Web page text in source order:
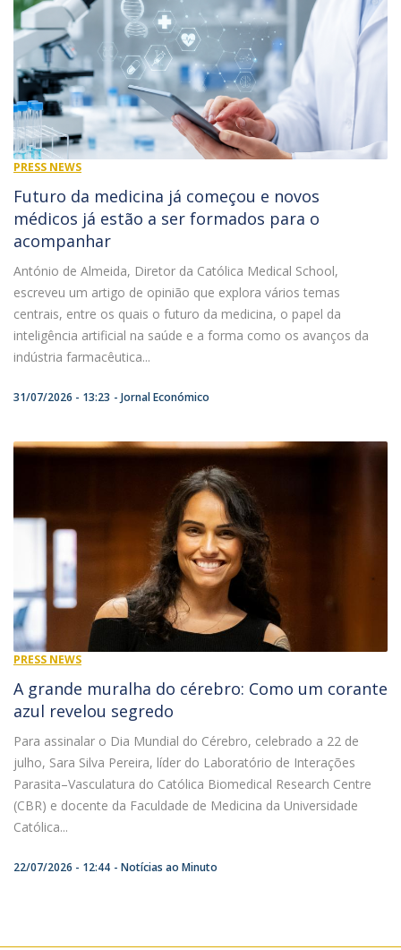
PRESS NEWS
Futuro da medicina já começou e novos
médicos já estão a ser formados para o
acompanhar
António de Almeida, Diretor da Católica Medical School,
escreveu um artigo de opinião que explora vários temas
centrais, entre os quais o futuro da medicina, o papel da
inteligência artificial na saúde e a forma como os avanços da
indústria farmacêutica...
31/07/2026 - 13:23 Jornal Económico
PRESS NEWS
A grande muralha do cérebro: Como um corante
azul revelou segredo
Para assinalar o Dia Mundial do Cérebro, celebrado a 22 de
julho, Sara Silva Pereira, líder do Laboratório de Interações
Parasita–Vasculatura do Católica Biomedical Research Centre
(CBR) e docente da Faculdade de Medicina da Universidade
Católica...
22/07/2026 - 12:44 Notícias ao Minuto